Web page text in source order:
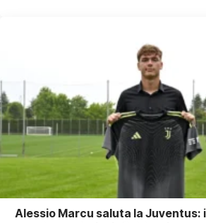
Alessio Marcu saluta la Juventus: